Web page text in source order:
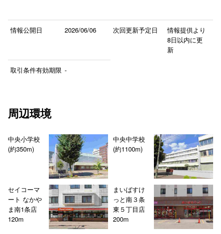
情報公開日 2026/06/06 次回更新予定日
情報提供より
8日以内に更
新
取引条件有効期限 -
周辺環境
中央小学校
(約350m)
中央中学校
(約1100m)
セイコーマ
ート なかや
ま南1条店
120m
まいばすけ
っと南３条
東５丁目店
200m